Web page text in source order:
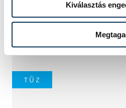
Kiválasztás
Tíz hektáron ég a
fás-bokros terület a
vármegyei
mellett.
TŰZ